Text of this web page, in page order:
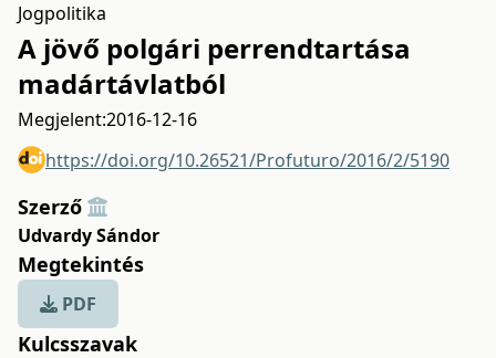
Jogpolitika
A jövő polgári perrendtartása
madártávlatból
Megjelent:2016-12-16
https://doi.org/10.26521/Profuturo/2016/2/5190
Szerző
Udvardy Sándor
Megtekintés
PDF
Kulcsszavak